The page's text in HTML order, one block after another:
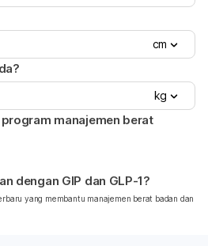
cm
kg
manajemen berat
dengan GIP dan GLP-1?
yang membantu manajemen berat badan dan